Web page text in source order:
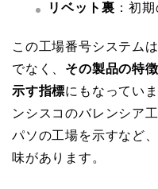
リベット裏 ：初
この工場番号システム
でなく、 その製品の特
示す指標にもなってい
ンシスコのバレンシア
パソの工場を示すなど
味があります。